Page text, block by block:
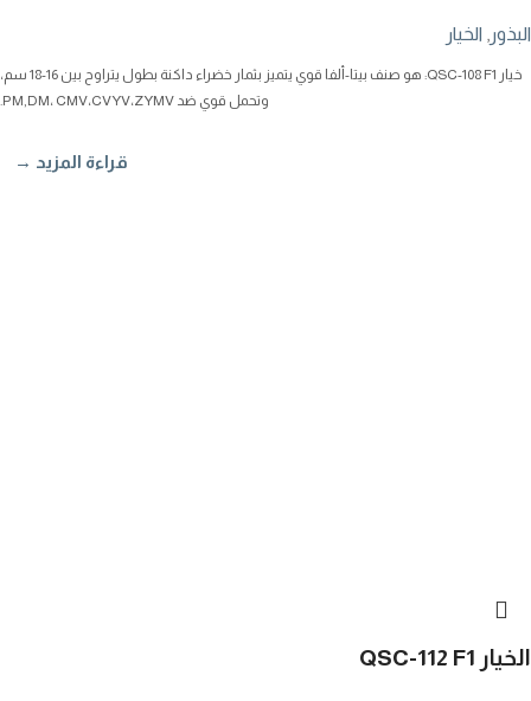
البذور الخيار
خيار QSC-108 F1: هو صنف بيتا-ألفا قوي يتميز بثمار خضراء داكنة بطول يتراوح بين 16-18 سم،
وتحمل قوي ضد PM,DM، CMV،CVYV،ZYMV.
قراءة المزيد →
الخيار QSC-112 F1